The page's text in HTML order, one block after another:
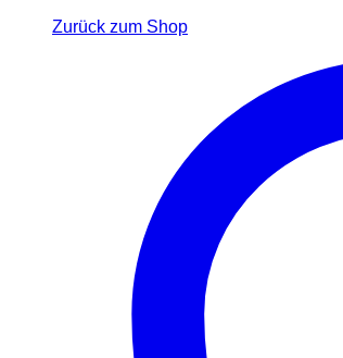
Zurück zum Shop